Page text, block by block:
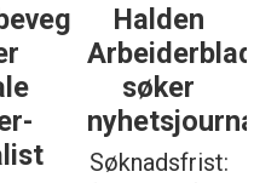
25. juni
søker
journalist
Søknadsfrist: